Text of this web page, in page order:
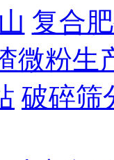
复合
微粉生
破碎筛